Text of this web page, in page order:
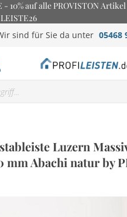
- 10% auf alle PROVISTON
sind für Sie da unter 05468
Luzern
mm Abachi natur by